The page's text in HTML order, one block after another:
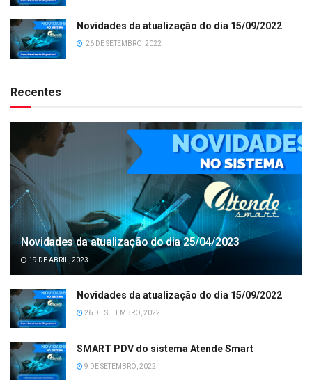
Novidades da atualização do dia 15/09/2022
26 DE SETEMBRO, 2022
Recentes
Novidades da atualização do dia 25/04/2023
19 DE ABRIL, 2023
Novidades da atualização do dia 15/09/2022
26 DE SETEMBRO, 2022
SMART PDV do sistema Atende Smart
9 DE SETEMBRO, 2022